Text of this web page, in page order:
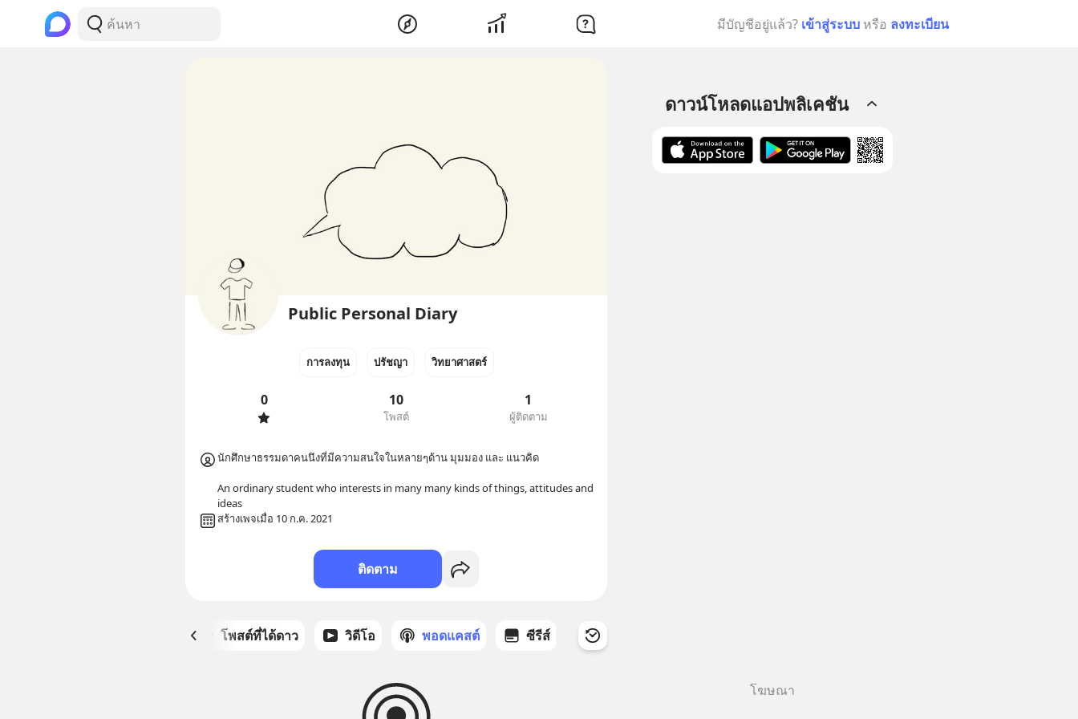
มีบัญชีอยู่แล้ว? เข้าสู่ระบบ หรือ ลงทะเบียน
Public Personal Diary
การลงทุน ปรัชญา วิทยาศาสตร์
0 10
โพสต์
1
ผู้ติดตาม
นักศึกษาธรรมดาคนนึงที่มีความสนใจในหลายๆด้าน มุมมอง และ แนวคิด
An ordinary student who interests in many many kinds of things, attitudes and
ideas
สร้างเพจเมื่อ 10 ก.ค. 2021
ติดตาม
โพสต์ที่ได้ดาว วิดีโอ พอดแคสต์ ซีรีส์
ดาวน์โหลดแอปพลิเคชัน
โฆษณา